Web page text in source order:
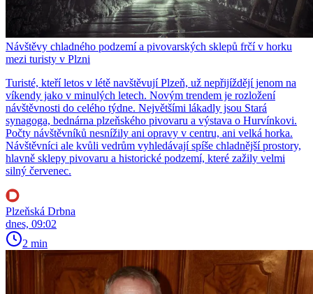
Návštěvy chladného podzemí a pivovarských sklepů frčí v horku
mezi turisty v Plzni
Turisté, kteří letos v létě navštěvují Plzeň, už nepřijíždějí jenom na
víkendy jako v minulých letech. Novým trendem je rozložení
návštěvnosti do celého týdne. Největšími lákadly jsou Stará
synagoga, bednárna plzeňského pivovaru a výstava o Hurvínkovi.
Počty návštěvníků nesnížily ani opravy v centru, ani velká horka.
Návštěvníci ale kvůli vedrům vyhledávají spíše chladnější prostory,
hlavně sklepy pivovaru a historické podzemí, které zažily velmi
silný červenec.
Plzeňská Drbna
dnes, 09:02
2 min